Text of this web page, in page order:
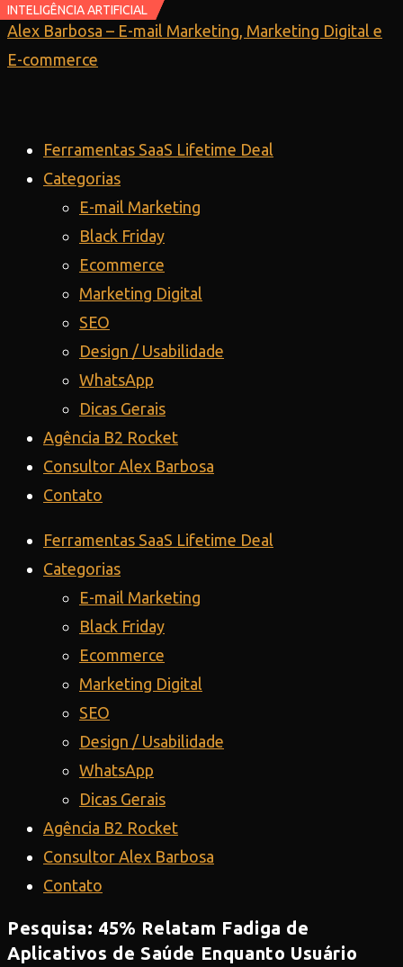
Ir
para
Alex Barbosa – E-mail Marketing, Marketing Digital e
E-commerce
Ferramentas SaaS Lifetime Deal
Categorias
E-mail Marketing
Black Friday
Ecommerce
Marketing Digital
SEO
Design / Usabilidade
WhatsApp
Dicas Gerais
Agência B2 Rocket
Consultor Alex Barbosa
Contato
Ferramentas SaaS Lifetime Deal
Categorias
E-mail Marketing
Black Friday
Ecommerce
Marketing Digital
SEO
Design / Usabilidade
WhatsApp
Dicas Gerais
Agência B2 Rocket
Consultor Alex Barbosa
Contato
Pesquisa: 45% Relatam Fadiga de
Aplicativos de Saúde Enquanto Usuário
INTELIGÊNCIA ARTIFICIAL
INTELIGÊNCIA ARTIFICIAL